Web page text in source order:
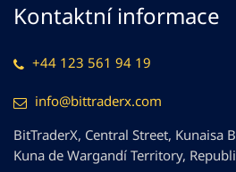
Kontaktní informace
+44 123 561 94 19
info@bittraderx.com
BitTraderX, Central Street, Kunaisa
Kuna de Wargandí Territory,